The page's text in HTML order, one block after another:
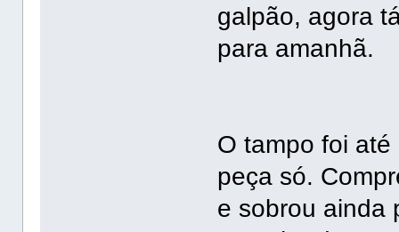
galpão, agora
para amanhã.
O tampo foi
peça só.
e sobrou ainda